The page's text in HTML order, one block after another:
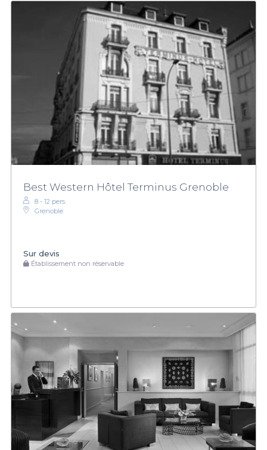
Best Western Hôtel Terminus Grenoble
8 - 12 pers.
Grenoble
Sur devis
Établissement non réservable